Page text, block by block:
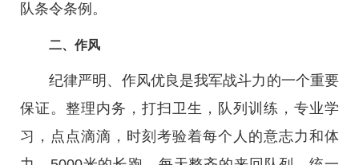
队条令条例。
二、作风
纪律严明、作风优良是我军战斗力的一个重要
保证。整理内务，打扫卫生，队列训练，专业学
习，点点滴滴，时刻考验着每个人的意志力和体